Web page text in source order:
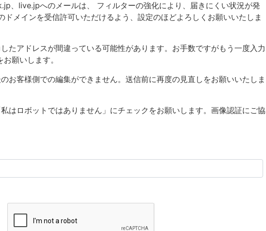
、live.jpへのメールは、 フィルターの強化により、届きにくい状況が発
メインを受信許可いただけるよう、設定のほどよろしくお願いいたしま
たアドレスが間違っている可能性があります。お手数ですがもう一度入力
願いします。
お客様側での編集ができません。送信前に再度の見直しをお願いいたしま
はロボットではありません」にチェックをお願いします。画像認証にご協